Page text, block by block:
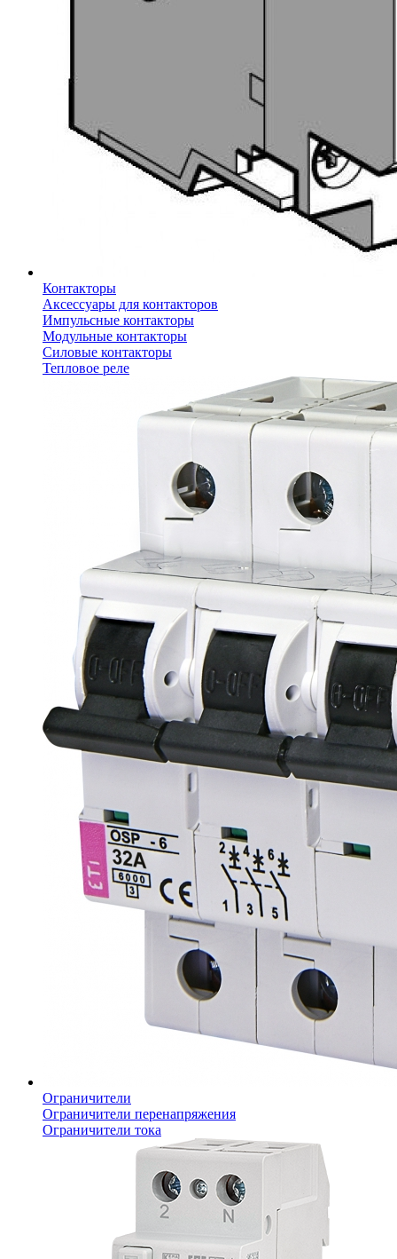
Контакторы
Аксессуары для контакторов
Импульсные контакторы
Модульные контакторы
Силовые контакторы
Тепловое реле
Ограничители
Ограничители перенапряжения
Ограничители тока